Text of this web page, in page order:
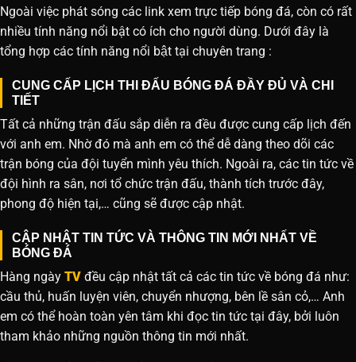
Ngoài việc phát sóng các link xem trực tiếp bóng đá, còn có rất
nhiều tính năng nổi bật có ích cho người dùng. Dưới đây là
tổng hợp các tính năng nổi bật tại chuyên trang :
CUNG CẤP LỊCH THI ĐẤU BÓNG ĐÁ ĐẦY ĐỦ VÀ CHI
TIẾT
Tất cả những trận đấu sắp diễn ra đều được cung cấp lịch đến
với anh em. Nhờ đó mà anh em có thể dễ dàng theo dõi các
trận bóng của đội tuyển mình yêu thích. Ngoài ra, các tin tức về
đội hình ra sân, nơi tổ chức trận đấu, thành tích trước đây,
phong độ hiện tại,… cũng sẽ được cập nhật.
CẬP NHẬT TIN TỨC VÀ THÔNG TIN MỚI NHẤT VỀ
BÓNG ĐÁ
Hàng ngày TV đều cập nhật tất cả các tin tức về bóng đá như:
cầu thủ, huấn luyện viên, chuyển nhượng, bên lề sân cỏ,… Anh
em có thể hoàn toàn yên tâm khi đọc tin tức tại đây, bởi luôn
tham khảo những nguồn thông tin mới nhất.